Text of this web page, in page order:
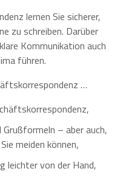
lernen Sie sicherer,
zu schreiben. Darüber
Kommunikation auch
führen.
…
Grußformeln – aber auch,
meiden können,
leichter von der Hand,